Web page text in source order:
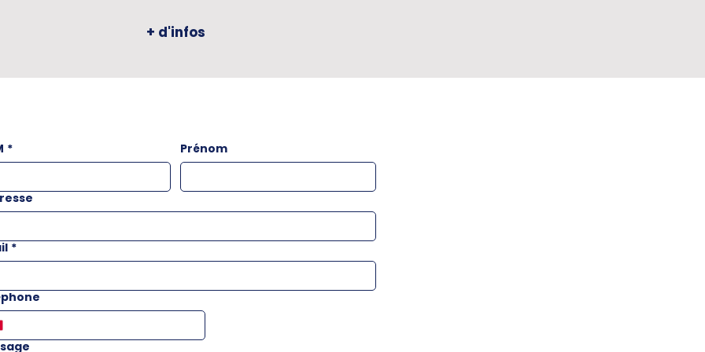
+ d'infos
* Prénom
*